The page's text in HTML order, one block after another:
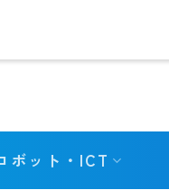
ボット・ICT